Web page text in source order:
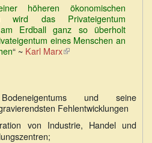
höheren ökonomischen
wird das Privateigentum
Erdball ganz so überholt
eines Menschen an
“ ~ Karl Marx(Link
und seine
Fehlentwicklungen
von Industrie, Handel und